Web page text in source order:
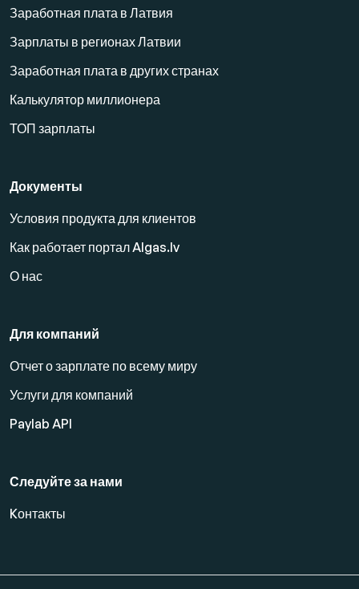
Заработная плата в Латвия
Зарплаты в регионах Латвии
Заработная плата в других странах
Калькулятор миллионера
ТОП зарплаты
Документы
Условия продукта для клиентов
Как работает портал Algas.lv
О нас
Для компаний
Отчет о зарплате по всему миру
Услуги для компаний
Paylab API
Следуйте за нами
Kонтакты